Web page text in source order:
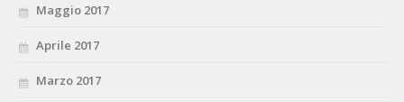
Maggio 2017
Aprile 2017
Marzo 2017